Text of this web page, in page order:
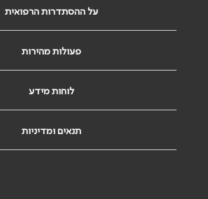
על ההסתדרות הרפואית
פעולות מהירות
לוחות מידע
תנאים ומדיניות